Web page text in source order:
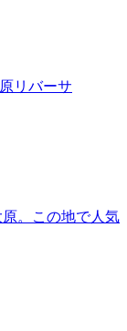
。この地で人気